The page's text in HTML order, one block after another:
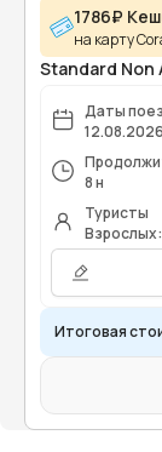
1786₽
на карту
Standard Non
Даты
8 н
Туристы
Итоговая